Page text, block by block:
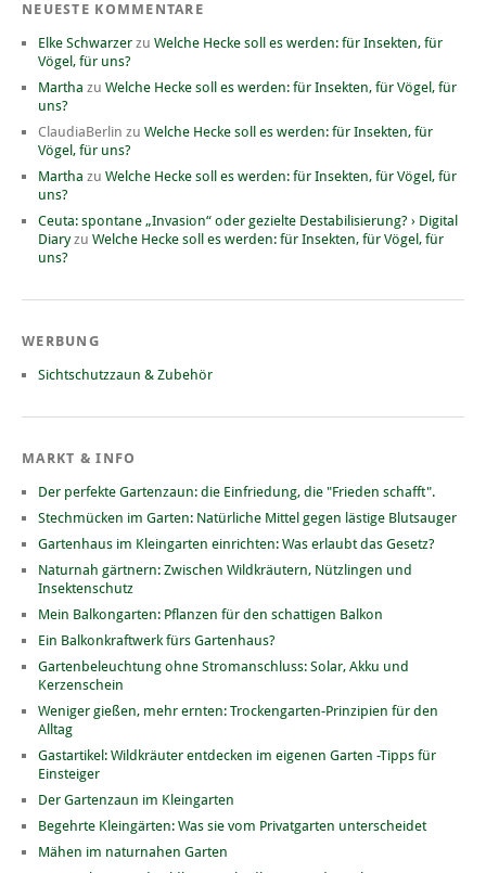
NEUESTE KOMMENTARE
Elke Schwarzer zu Welche Hecke soll es werden: für Insekten, für
Vögel, für uns?
Martha zu Welche Hecke soll es werden: für Insekten, für Vögel, für
uns?
ClaudiaBerlin zu Welche Hecke soll es werden: für Insekten, für
Vögel, für uns?
Martha zu Welche Hecke soll es werden: für Insekten, für Vögel, für
uns?
Ceuta: spontane „Invasion“ oder gezielte Destabilisierung? › Digital
Diaryzu Welche Hecke soll es werden: für Insekten, für Vögel, für
uns?
WERBUNG
Sichtschutzzaun & Zubehör
MARKT & INFO
Der perfekte Gartenzaun: die Einfriedung, die "Frieden schafft".
Stechmücken im Garten: Natürliche Mittel gegen lästige Blutsauger
Gartenhaus im Kleingarten einrichten: Was erlaubt das Gesetz?
Naturnah gärtnern: Zwischen Wildkräutern, Nützlingen und
Insektenschutz
Mein Balkongarten: Pflanzen für den schattigen Balkon
Ein Balkonkraftwerk fürs Gartenhaus?
Gartenbeleuchtung ohne Stromanschluss: Solar, Akku und
Kerzenschein
Weniger gießen, mehr ernten: Trockengarten-Prinzipien für den
Alltag
Gastartikel: Wildkräuter entdecken im eigenen Garten -Tipps für
Einsteiger
Der Gartenzaun im Kleingarten
Begehrte Kleingärten: Was sie vom Privatgarten unterscheidet
Mähen im naturnahen Garten